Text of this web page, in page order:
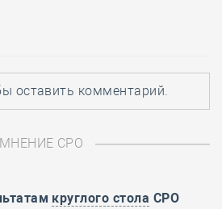
оставить комментарий.
МНЕНИЕ СРО
круглого стола СРО